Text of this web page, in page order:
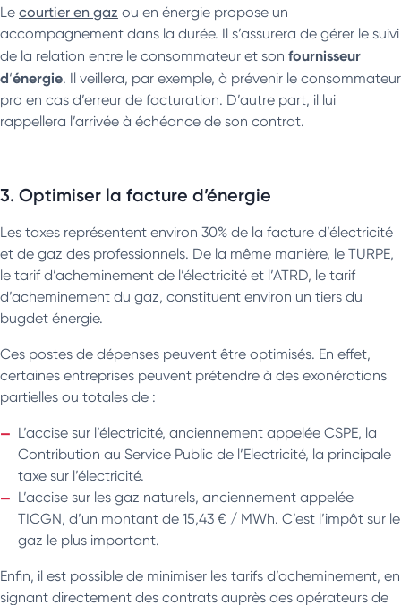
Le courtier en gaz ou en énergie propose un
accompagnement dans la durée. Il s’assurera de gérer le suivi
de la relation entre le consommateur et son fournisseur
d‘énergie. Il veillera, par exemple, à prévenir le consommateur
pro en cas d’erreur de facturation. D’autre part, il lui
rappellera l’arrivée à échéance de son contrat.
3. Optimiser la facture d’énergie
Les taxes représentent environ 30% de la facture d’électricité
et de gaz des professionnels. De la même manière, le TURPE,
le tarif d’acheminement de l’électricité et l’ATRD, le tarif
d’acheminement du gaz, constituent environ un tiers du
bugdet énergie.
Ces postes de dépenses peuvent être optimisés. En effet,
certaines entreprises peuvent prétendre à des exonérations
partielles ou totales de :
L’accise sur l’électricité, anciennement appelée CSPE, la
Contribution au Service Public de l’Electricité, la principale
taxe sur l’électricité.
L’accise sur les gaz naturels, anciennement appelée
TICGN, d’un montant de 15,43 € / MWh. C’est l’impôt sur le
gaz le plus important.
Enfin, il est possible de minimiser les tarifs d’acheminement, en
signant directement des contrats auprès des opérateurs de